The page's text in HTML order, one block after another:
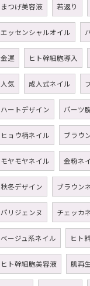
まつげ美容液 若返り
エッセンシャルオイル
金運 ヒト幹細胞導入
人気 成人式ネイル
ハートデザイン パーツ
ヒョウ柄ネイル ブラウ
モヤモヤネイル 金粉ネ
秋冬デザイン ブラウン
パリジェンヌ チェッカ
ベージュ系ネイル ヒト
ヒト幹細胞美容液 肌再